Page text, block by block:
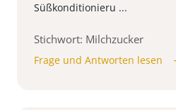
Süßkonditionieru ...
Stichwort: Milchzucker
Frage und Antworten lesen